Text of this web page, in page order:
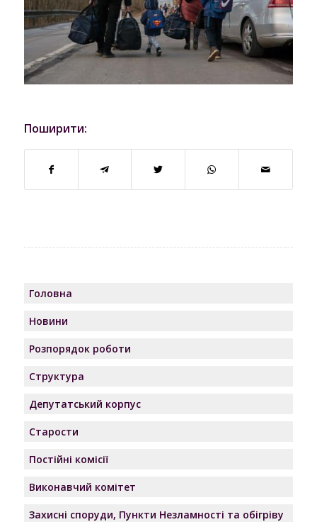
Поширити:
Головна
Новини
Розпорядок роботи
Структура
Депутатський корпус
Старости
Постійні комісії
Виконавчий комітет
Захисні споруди, Пункти Незламності та обігріву